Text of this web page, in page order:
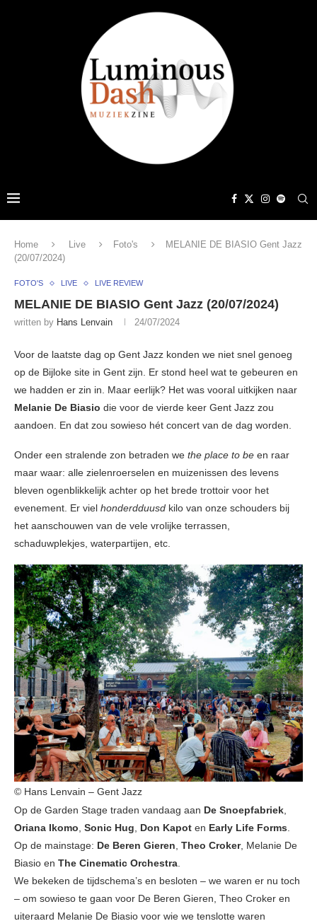
Home Live Foto's
MELANIE DE BIASIO Gent Jazz
(20/07/2024)
FOTO'S LIVE LIVE REVIEW
MELANIE DE BIASIO Gent Jazz (20/07/2024)
written by Hans Lenvain 24/07/2024
Voor de laatste dag op Gent Jazz konden we niet snel genoeg
op de Bijloke site in Gent zijn. Er stond heel wat te gebeuren en
we hadden er zin in. Maar eerlijk? Het was vooral uitkijken naar
Melanie De Biasio die voor de vierde keer Gent Jazz zou
aandoen. En dat zou sowieso hét concert van de dag worden.
Onder een stralende zon betraden we the place to be en raar
maar waar: alle zielenroerselen en muizenissen des levens
bleven ogenblikkelijk achter op het brede trottoir voor het
evenement. Er viel honderdduusd kilo van onze schouders bij
het aanschouwen van de vele vrolijke terrassen,
schaduwplekjes, waterpartijen, etc.
© Hans Lenvain – Gent Jazz
Op de Garden Stage traden vandaag aan De Snoepfabriek
Oriana Ikomo Sonic Hug Don Kapot en Early Life Forms
Op de mainstage: De Beren Gieren Theo Croker, Melanie De
Biasio en The Cinematic Orchestra
We bekeken de tijdschema’s en besloten – we waren er nu toch
– om sowieso te gaan voor De Beren Gieren, Theo Croker en
uiteraard Melanie De Biasio voor wie we tenslotte waren